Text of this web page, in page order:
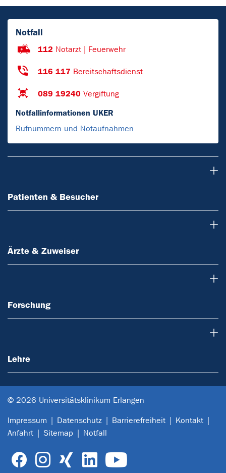
Notfall
112 Notarzt | Feuerwehr
116 117 Bereitschaftsdienst
089 19240 Vergiftung
Notfallinformationen UKER
Rufnummern und Notaufnahmen
Patienten & Besucher
Ärzte & Zuweiser
Forschung
Lehre
© 2026 Universitätsklinikum Erlangen
Impressum Datenschutz Barrierefreiheit
Kontakt
Anfahrt
Sitemap Notfall